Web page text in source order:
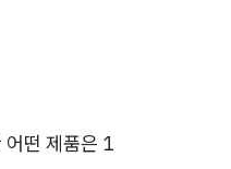
어떤 제품은 1